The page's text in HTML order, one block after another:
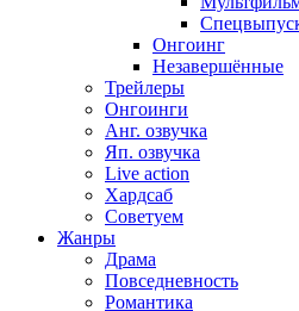
Онгоинг
Незавершённые
Трейлеры
Онгоинги
Анг. озвучка
Яп. озвучка
Live action
Хардсаб
Советуем
Жанры
Драма
Повседневность
Романтика